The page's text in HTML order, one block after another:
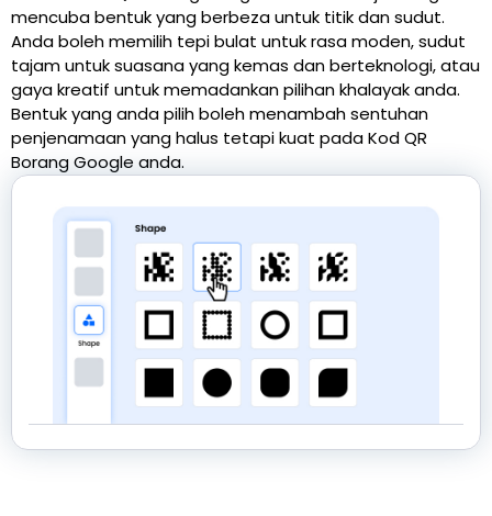
mencuba bentuk yang berbeza untuk titik dan sudut.
Anda boleh memilih tepi bulat untuk rasa moden, sudut
tajam untuk suasana yang kemas dan berteknologi, atau
gaya kreatif untuk memadankan pilihan khalayak anda.
Bentuk yang anda pilih boleh menambah sentuhan
penjenamaan yang halus tetapi kuat pada Kod QR
Borang Google anda.